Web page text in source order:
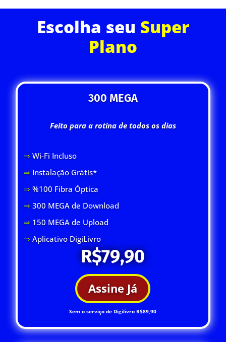
Escolha seu Super
Plano
300 MEGA
Feito para a rotina de todos os dias
⇒ Wi-Fi Incluso
⇒ Instalação Grátis*
⇒ %100 Fibra Óptica
⇒ 300 MEGA de Download
⇒ 150 MEGA de Upload
⇒Aplicativo DigiLivro
R$79,90
Assine Já
Sem o serviço de Digilivro R$89,90